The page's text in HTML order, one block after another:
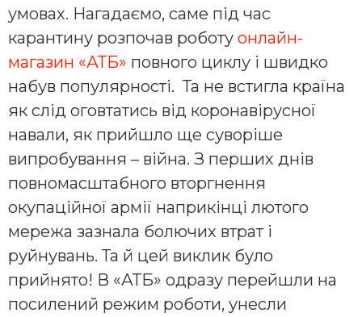
умовах. Нагадаємо, саме під час
карантину розпочав роботу онлайн-
магазин «АТБ» повного циклу і швидко
набув популярності. Та не встигла країна
як слід оговтатись від коронавірусної
навали, як прийшло ще суворіше
випробування – війна. З перших днів
повномасштабного вторгнення
окупаційної армії наприкінці лютого
мережа зазнала болючих втрат і
руйнувань. Та й цей виклик було
прийнято! В «АТБ» одразу перейшли на
посилений режим роботи, унесли